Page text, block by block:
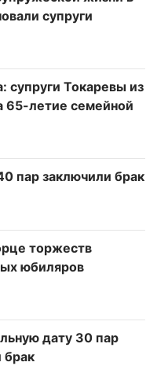
супруги
супруги Токаревы из
65-летие семейной
пар заключили брак
торжеств
юбиляров
дату 30 пар
брак